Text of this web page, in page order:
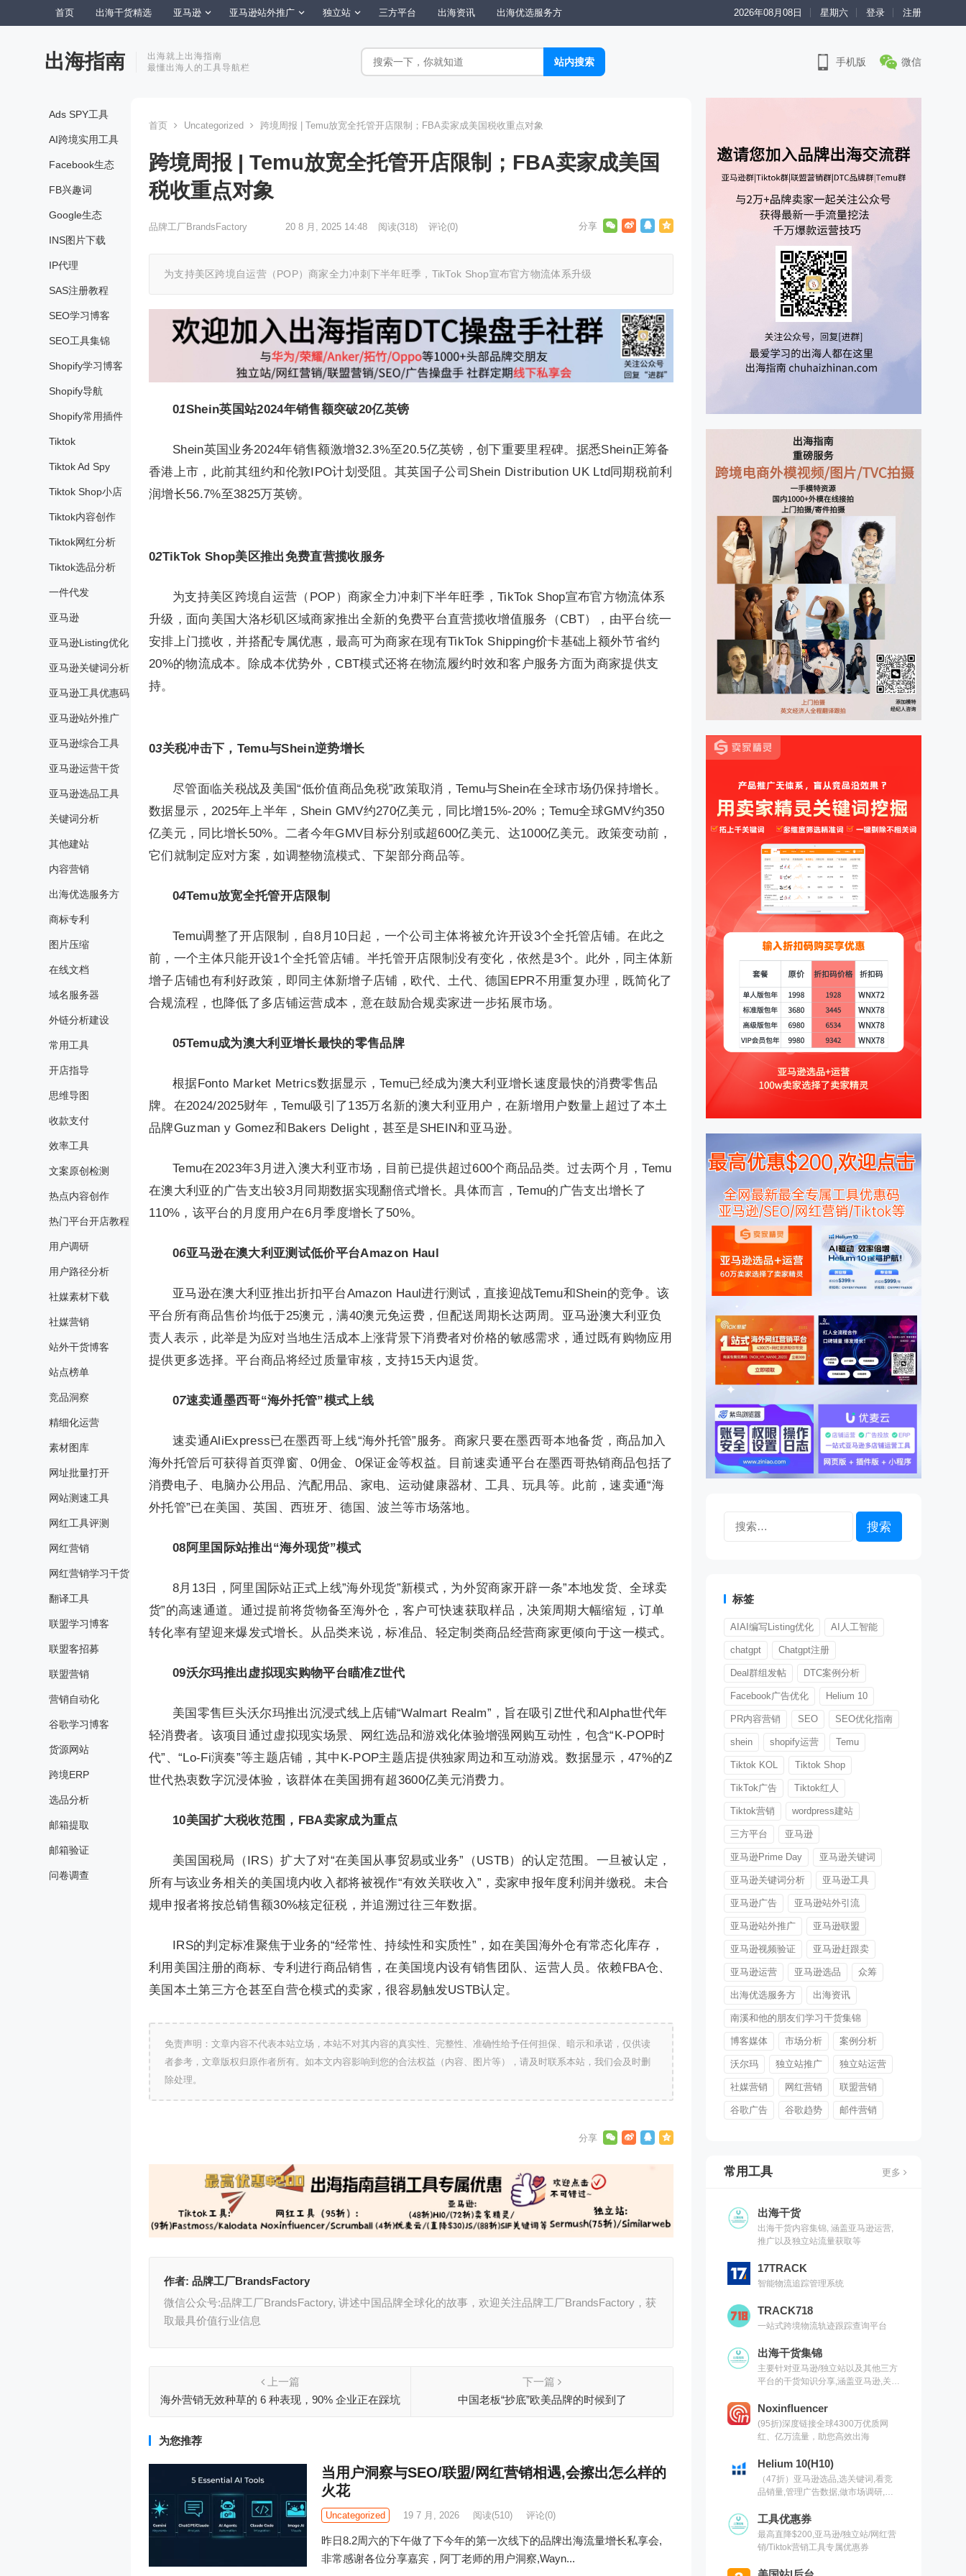
首页 出海干货精选 亚马逊 亚马逊站外推广 独立站 三方平台 出海资讯 出海优选服务方 2026年08月08日 星期六 登录 注册
出海指南
出海就上出海指南
最懂出海人的工具导航栏
手机版 微信
Ads SPY工具
AI跨境实用工具
Facebook生态
FB兴趣词
Google生态
INS图片下载
IP代理
SAS注册教程
SEO学习博客
SEO工具集锦
Shopify学习博客
Shopify导航
Shopify常用插件
Tiktok
Tiktok Ad Spy
Tiktok Shop小店
Tiktok内容创作
Tiktok网红分析
Tiktok选品分析
一件代发
亚马逊
亚马逊Listing优化
亚马逊关键词分析
亚马逊工具优惠码
亚马逊站外推广
亚马逊综合工具
亚马逊运营干货
亚马逊选品工具
关键词分析
其他建站
内容营销
出海优选服务方
商标专利
图片压缩
在线文档
域名服务器
外链分析建设
常用工具
开店指导
思维导图
收款支付
效率工具
文案原创检测
热点内容创作
热门平台开店教程
用户调研
用户路径分析
社媒素材下载
社媒营销
站外干货博客
站点榜单
竞品洞察
精细化运营
素材图库
网址批量打开
网站测速工具
网红工具评测
网红营销
网红营销学习干货
翻译工具
联盟学习博客
联盟客招募
联盟营销
营销自动化
谷歌学习博客
货源网站
跨境ERP
选品分析
邮箱提取
邮箱验证
问卷调查
首页 Uncategorized 跨境周报 | Temu放宽全托管开店限制；FBA卖家成美国税收重点对象
跨境周报 | Temu放宽全托管开店限制；FBA卖家成美国
税收重点对象
品牌工厂BrandsFactory 20 8 月, 2025 14:48 阅读(318) 评论(0)
为支持美区跨境自运营（POP）商家全力冲刺下半年旺季，TikTok Shop宣布官方物流体系升级
01Shein英国站2024年销售额突破20亿英镑
Shein英国业务2024年销售额激增32.3%至20.5亿英镑，创下重要里程碑。据悉Shein正筹备
香港上市，此前其纽约和伦敦IPO计划受阻。其英国子公司Shein Distribution UK Ltd同期税前利
润增长56.7%至3825万英镑。
02TikTok Shop美区推出免费直营揽收服务
为支持美区跨境自运营（POP）商家全力冲刺下半年旺季，TikTok Shop宣布官方物流体系
升级，面向美国大洛杉矶区域商家推出全新的免费平台直营揽收增值服务（CBT），由平台统一
安排上门揽收，并搭配专属优惠，最高可为商家在现有TikTok Shipping价卡基础上额外节省约
20%的物流成本。除成本优势外，CBT模式还将在物流履约时效和客户服务方面为商家提供支
持。
03关税冲击下，Temu与Shein逆势增长
尽管面临关税战及美国“低价值商品免税”政策取消，Temu与Shein在全球市场仍保持增长。
数据显示，2025年上半年，Shein GMV约270亿美元，同比增15%-20%；Temu全球GMV约350
亿美元，同比增长50%。二者今年GMV目标分别或超600亿美元、达1000亿美元。政策变动前，
它们就制定应对方案，如调整物流模式、下架部分商品等。
04Temu放宽全托管开店限制
Temu调整了开店限制，自8月10日起，一个公司主体将被允许开设3个全托管店铺。在此之
前，一个主体只能开设1个全托管店铺。半托管开店限制没有变化，依然是3个。此外，同主体新
增子店铺也有利好政策，即同主体新增子店铺，欧代、土代、德国EPR不用重复办理，既简化了
合规流程，也降低了多店铺运营成本，意在鼓励合规卖家进一步拓展市场。
05Temu成为澳大利亚增长最快的零售品牌
根据Fonto Market Metrics数据显示，Temu已经成为澳大利亚增长速度最快的消费零售品
牌。在2024/2025财年，Temu吸引了135万名新的澳大利亚用户，在新增用户数量上超过了本土
品牌Guzman y Gomez和Bakers Delight，甚至是SHEIN和亚马逊。
Temu在2023年3月进入澳大利亚市场，目前已提供超过600个商品品类。过去两个月，Temu
在澳大利亚的广告支出较3月同期数据实现翻倍式增长。具体而言，Temu的广告支出增长了
110%，该平台的月度用户在6月季度增长了50%。
06亚马逊在澳大利亚测试低价平台Amazon Haul
亚马逊在澳大利亚推出折扣平台Amazon Haul进行测试，直接迎战Temu和Shein的竞争。该
平台所有商品售价均低于25澳元，满40澳元免运费，但配送周期长达两周。亚马逊澳大利亚负
责人表示，此举是为应对当地生活成本上涨背景下消费者对价格的敏感需求，通过既有购物应用
提供更多选择。平台商品将经过质量审核，支持15天内退货。
07速卖通墨西哥“海外托管”模式上线
速卖通AliExpress已在墨西哥上线“海外托管”服务。商家只要在墨西哥本地备货，商品加入
海外托管后可获得首页弹窗、0佣金、0保证金等权益。目前速卖通平台在墨西哥热销商品包括了
消费电子、电脑办公用品、汽配用品、家电、运动健康器材、工具、玩具等。此前，速卖通“海
外托管”已在美国、英国、西班牙、德国、波兰等市场落地。
08阿里国际站推出“海外现货”模式
8月13日，阿里国际站正式上线”海外现货”新模式，为外贸商家开辟一条”本地发货、全球卖
货”的高速通道。通过提前将货物备至海外仓，客户可快速获取样品，决策周期大幅缩短，订单
转化率有望迎来爆发式增长。从品类来说，标准品、轻定制类商品经营商家更倾向于这一模式。
09沃尔玛推出虚拟现实购物平台瞄准Z世代
美国零售巨头沃尔玛推出沉浸式线上店铺“Walmart Realm”，旨在吸引Z世代和Alpha世代年
轻消费者。该项目通过虚拟现实场景、网红选品和游戏化体验增强网购互动性，包含“K-POP时
代”、“Lo-Fi演奏”等主题店铺，其中K-POP主题店提供独家周边和互动游戏。数据显示，47%的Z
世代热衷数字沉浸体验，该群体在美国拥有超3600亿美元消费力。
10美国扩大税收范围，FBA卖家成为重点
美国国税局（IRS）扩大了对“在美国从事贸易或业务”（USTB）的认定范围。一旦被认定，
所有与该业务相关的美国境内收入都将被视作“有效关联收入”，卖家申报年度利润并缴税。未合
规申报者将按总销售额30%核定征税，并追溯过往三年数据。
IRS的判定标准聚焦于业务的“经常性、持续性和实质性”，如在美国海外仓有常态化库存，
利用美国注册的商标、专利进行商品销售，在美国境内设有销售团队、运营人员。依赖FBA仓、
美国本土第三方仓甚至自营仓模式的卖家，很容易触发USTB认定。
免责声明：文章内容不代表本站立场，本站不对其内容的真实性、完整性、准确性给予任何担保、暗示和承诺，仅供读
者参考，文章版权归原作者所有。如本文内容影响到您的合法权益（内容、图片等），请及时联系本站，我们会及时删
除处理。
作者: 品牌工厂BrandsFactory
微信公众号:品牌工厂BrandsFactory, 讲述中国品牌全球化的故事，欢迎关注品牌工厂BrandsFactory，获
取最具价值行业信息
上一篇
海外营销无效种草的 6 种表现，90% 企业正在踩坑
下一篇
中国老板“抄底”欧美品牌的时候到了
为您推荐
当用户洞察与SEO/联盟/网红营销相遇,会擦出怎么样的
火花
Uncategorized 19 7 月, 2026 阅读(510) 评论(0)
昨日8.2周六的下午做了下今年的第一次线下的品牌出海流量增长私享会,
非常感谢各位分享嘉宾，阿丁老师的用户洞察,Wayn...
标签
AIAI编写Listing优化 AI人工智能
chatgpt Chatgpt注册
Deal群组发帖 DTC案例分析
Facebook广告优化 Helium 10
PR内容营销 SEO SEO优化指南
shein shopify运营 Temu
Tiktok KOL Tiktok Shop
TikTok广告 Tiktok红人
Tiktok营销 wordpress建站
三方平台 亚马逊
亚马逊Prime Day 亚马逊关键词
亚马逊关键词分析 亚马逊工具
亚马逊广告 亚马逊站外引流
亚马逊站外推广 亚马逊联盟
亚马逊视频验证 亚马逊赶跟卖
亚马逊运营 亚马逊选品 众筹
出海优选服务方 出海资讯
南溪和他的朋友们学习干货集锦
博客媒体 市场分析 案例分析
沃尔玛 独立站推广 独立站运营
社媒营销 网红营销 联盟营销
谷歌广告 谷歌趋势 邮件营销
常用工具 更多
出海干货
出海干货内容集锦, 涵盖亚马逊运营,
推广以及独立站流量获取等
17TRACK
智能物流追踪管理系统
TRACK718
一站式跨境物流轨迹跟踪查询平台
出海干货集锦
主要针对亚马逊/独立站以及其他三方
平台的干货知识分享,涵盖亚马逊,关键
具以及出海干货集锦,欢迎关注
Noxinfluencer
(95折)深度链接全球4300万优质网
红、亿万流量，助您高效出海
Helium 10(H10)
（47折）亚马逊选品,选关键词,看竞
品销量,管理广告数据,做市场调研,有
工具优惠券
最高直降$200,亚马逊/独立站/网红营
销/Tiktok营销工具专属优惠券